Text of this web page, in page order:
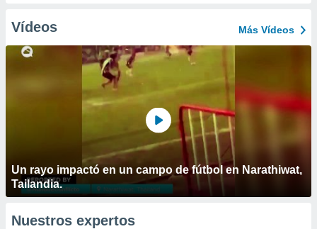
Vídeos Más Vídeos
Un rayo impactó en un campo de fútbol en Narathiwat,
Tailandia.
Nuestros expertos